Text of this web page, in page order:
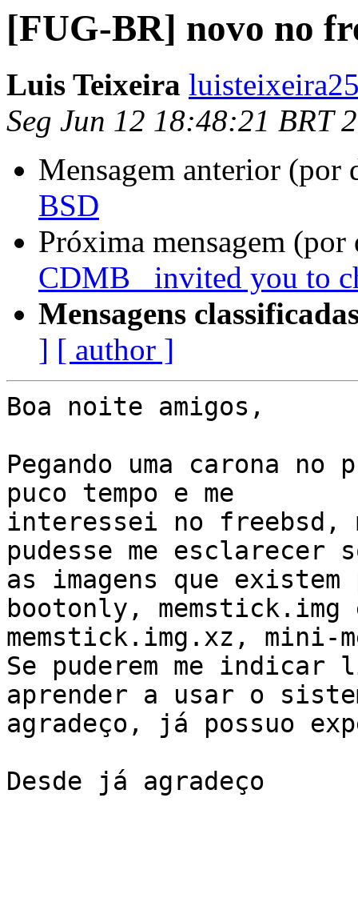
[FUG-BR] novo no
Luis Teixeira
Seg Jun 12 18:48:21 BRT
Mensagem anterior (por
BSD
Próxima mensagem
CDMB_ invited you to
Mensagens
] [ author ]
Boa noite amigos,
Pegando uma carona
puco tempo e me
interessei no freebsd,
pudesse me esclarecer
as imagens que
bootonly, memstick.img
memstick.img.xz, mini-
Se puderem me indicar
aprender a usar o
agradeço, já possuo
Desde já agradeço